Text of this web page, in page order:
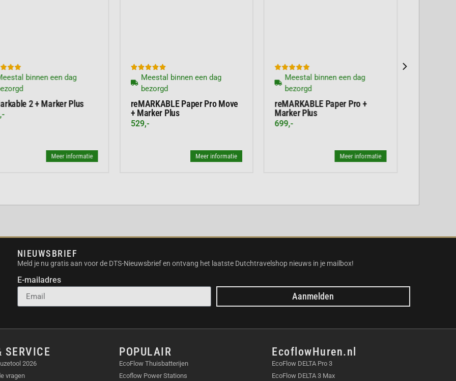
de lichtsterkte
is zeer handig voor
Deze
service

binnen een dag
2 + Marker Plus
Meer informatie

Meestal binnen een dag
bezorgd
reMARKABLE Paper Pro Move
+ Marker Plus
529,-
Meer informatie

Meestal binnen een dag
bezorgd
reMARKABLE Paper Pro +
Marker Plus
699,-
Meer informatie
NIEUWSBRIEF
Meld je nu gratis aan voor de DTS-Nieuwsbrief en ontvang het laatste Dutchtravelshop nieuws in je mailbox!
E-mailadres
Aanmelden
SERVICE
2026
vragen
POPULAIR
EcoFlow Thuisbatterijen
Ecoflow Power Stations
EcoflowHuren.nl
EcoFlow DELTA Pro 3
EcoFlow DELTA 3 Max